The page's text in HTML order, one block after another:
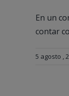
En un
contar
5 agosto ,